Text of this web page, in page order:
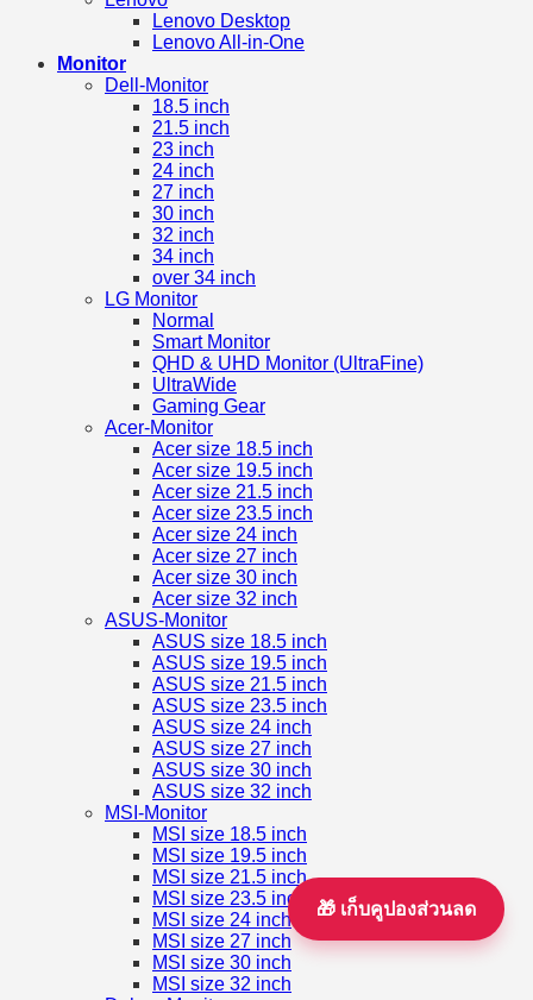
Lenovo Desktop
Lenovo All-in-One
Monitor
Dell-Monitor
18.5 inch
21.5 inch
23 inch
24 inch
27 inch
30 inch
32 inch
34 inch
over 34 inch
LG Monitor
Normal
Smart Monitor
QHD & UHD Monitor (UltraFine)
UltraWide
Gaming Gear
Acer-Monitor
Acer size 18.5 inch
Acer size 19.5 inch
Acer size 21.5 inch
Acer size 23.5 inch
Acer size 24 inch
Acer size 27 inch
Acer size 30 inch
Acer size 32 inch
ASUS-Monitor
ASUS size 18.5 inch
ASUS size 19.5 inch
ASUS size 21.5 inch
ASUS size 23.5 inch
ASUS size 24 inch
ASUS size 27 inch
ASUS size 30 inch
ASUS size 32 inch
MSI-Monitor
MSI size 18.5 inch
MSI size 19.5 inch
MSI size 21.5 inch
MSI size 23.5 inch
MSI size 24 inch
MSI size 27 inch
MSI size 30 inch
MSI size 32 inch
🎁 เก็บคูปองส่วนลด